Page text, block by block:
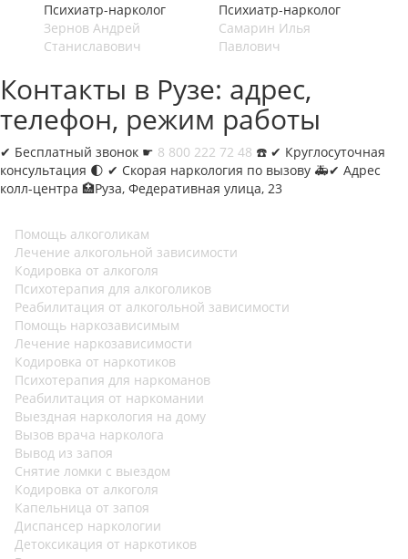
Психиатр-нарколог
Зернов Андрей
Станиславович
Психиатр-нарколог
Самарин Илья
Павлович
Контакты в Рузе: адрес,
телефон, режим работы
✔︎ Бесплатный звонок ☛ 8 800 222 72 48 ☎️ ✔︎ Круглосуточная
консультация 🌓 ✔︎ Скорая наркология по вызову 🚑✔︎ Адрес
колл-центра 🏥Руза, Федеративная улица, 23
Помощь алкоголикам
Лечение алкогольной зависимости
Кодировка от алкоголя
Психотерапия для алкоголиков
Реабилитация от алкогольной зависимости
Помощь наркозависимым
Лечение наркозависимости
Кодировка от наркотиков
Психотерапия для наркоманов
Реабилитация от наркомании
Выездная наркология на дому
Вызов врача нарколога
Вывод из запоя
Снятие ломки с выездом
Кодировка от алкоголя
Капельница от запоя
Диспансер наркологии
Детоксикация от наркотиков